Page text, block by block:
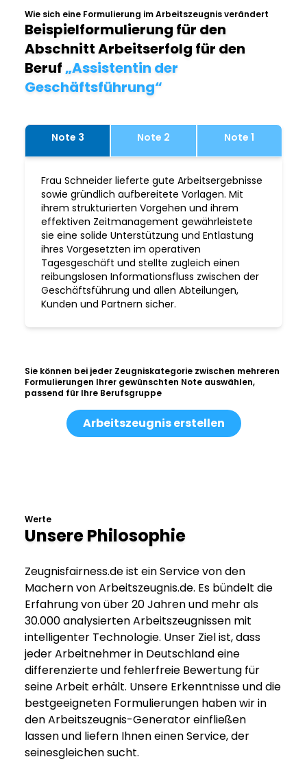
Wie sich eine Formulierung im Arbeitszeugnis verändert
Beispielformulierung für den
Abschnitt Arbeitserfolg für den
Beruf„Assistentin der
Geschäftsführung“
Note 3 Note 2 Note 1
Frau Schneider lieferte gute Arbeitsergebnisse
sowie gründlich aufbereitete Vorlagen. Mit
ihrem strukturierten Vorgehen und ihrem
effektiven Zeitmanagement gewährleistete
sie eine solide Unterstützung und Entlastung
ihres Vorgesetzten im operativen
Tagesgeschäft und stellte zugleich einen
reibungslosen Informationsfluss zwischen der
Geschäftsführung und allen Abteilungen,
Kunden und Partnern sicher.
Sie können bei jeder Zeugniskategorie zwischen mehreren
Formulierungen Ihrer gewünschten Note auswählen,
passend für Ihre Berufsgruppe
Arbeitszeugnis erstellen
Werte
Unsere Philosophie
Zeugnisfairness.de ist ein Service von den
Machern von Arbeitszeugnis.de. Es bündelt die
Erfahrung von über 20 Jahren und mehr als
30.000 analysierten Arbeitszeugnissen mit
intelligenter Technologie. Unser Ziel ist, dass
jeder Arbeitnehmer in Deutschland eine
differenzierte und fehlerfreie Bewertung für
seine Arbeit erhält. Unsere Erkenntnisse und die
bestgeeigneten Formulierungen haben wir in
den Arbeitszeugnis-Generator einfließen
lassen und liefern Ihnen einen Service, der
seinesgleichen sucht.